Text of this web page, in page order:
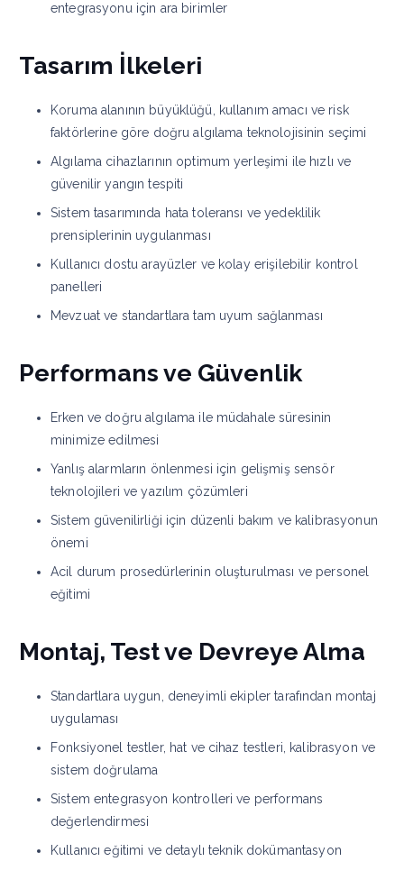
entegrasyonu için ara birimler
Tasarım İlkeleri
Koruma alanının büyüklüğü, kullanım amacı ve risk
faktörlerine göre doğru algılama teknolojisinin seçimi
Algılama cihazlarının optimum yerleşimi ile hızlı ve
güvenilir yangın tespiti
Sistem tasarımında hata toleransı ve yedeklilik
prensiplerinin uygulanması
Kullanıcı dostu arayüzler ve kolay erişilebilir kontrol
panelleri
Mevzuat ve standartlara tam uyum sağlanması
Performans ve Güvenlik
Erken ve doğru algılama ile müdahale süresinin
minimize edilmesi
Yanlış alarmların önlenmesi için gelişmiş sensör
teknolojileri ve yazılım çözümleri
Sistem güvenilirliği için düzenli bakım ve kalibrasyonun
önemi
Acil durum prosedürlerinin oluşturulması ve personel
eğitimi
Montaj, Test ve Devreye Alma
Standartlara uygun, deneyimli ekipler tarafından montaj
uygulaması
Fonksiyonel testler, hat ve cihaz testleri, kalibrasyon ve
sistem doğrulama
Sistem entegrasyon kontrolleri ve performans
değerlendirmesi
Kullanıcı eğitimi ve detaylı teknik dokümantasyon